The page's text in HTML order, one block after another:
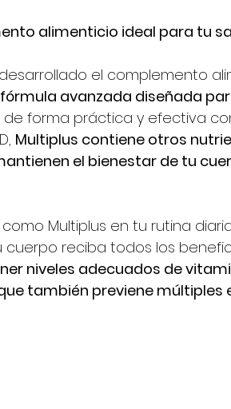
alimenticio ideal para tu
el complemento
avanzada diseñada
de forma práctica y efectiva
Multiplus contiene otros
el bienestar de tu
Multiplus en tu rutina
reciba todos los
niveles adecuados de
también previene múltiples